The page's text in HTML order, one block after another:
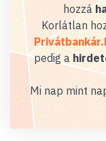
hozzá
Korlátlan
pedig a
Mi nap mint